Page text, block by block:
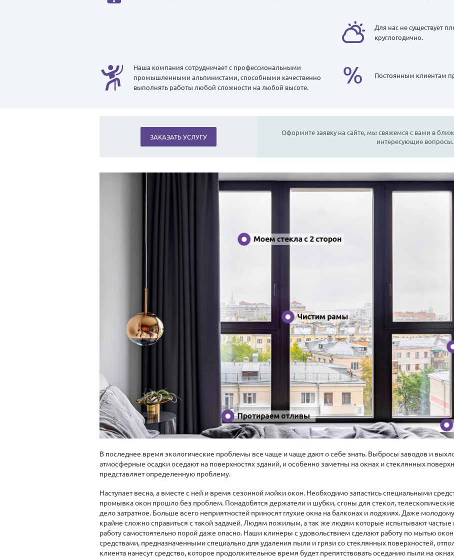
Для нас не существует
круглогодично.
Наша компания сотрудничает с профессиональными
промышленными альпинистами, способными качественно
выполнять работы любой сложности на любой высоте.
Постоянным клиентам
ЗАКАЗАТЬ УСЛУГУ
Оформите заявку на сайте, мы свяжемся с вами в
интересующие вопросы.
В последнее время экологические проблемы все чаще и чаще дают о себе знать. Выбросы заводов и
атмосферные осадки оседают на поверхностях зданий, и особенно заметны на окнах и стеклянных
представляет определенную проблему.
Наступает весна, а вместе с ней и время сезонной мойки окон. Необходимо запастись специальными
промывка окон прошло без проблем. Понадобятся держатели и шубки, сгоны для стекол,
дело затратное. Больше всего неприятностей приносят глухие окна на балконах и лоджиях. Даже
крайне сложно справиться с такой задачей. Людям пожилым, а так же людям которые испытывают
работу самостоятельно порой даже опасно. Наши клинеры с удовольствием сделают работу по мытью
средствами, предназначенными специально для удаления пыли и грязи со стеклянных поверхностей,
клиента нанесут средство, которое продолжительное время будет препятствовать оседанию пыли на